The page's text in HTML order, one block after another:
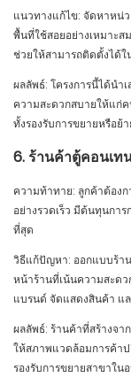
แนวทางแก้ไข: จัดหาหน่
พื้นที่ใช้สอยอย่างเหมาะ
ช่วยให้สามารถติดตั้งได้
ผลลัพธ์: โครงการนี้ได้นำ
ความสะดวกสบายให้แก่
ทั้งรองรับการขยายหรือย้
6. ร้านค้าตู้คอนเท
ความท้าทาย: ลูกค้าต้อง
อย่างรวดเร็ว มีต้นทุนกา
ที่สุด
วิธีแก้ปัญหา: ออกแบบร้า
หน้าร้านที่เน้นความสะด
แบรนด์ จัดแสดงสินค้า แ
ผลลัพธ์: ร้านค้าที่สร้างจา
ให้สภาพแวดล้อมการค้า
รองรับการขยายสาขาใน